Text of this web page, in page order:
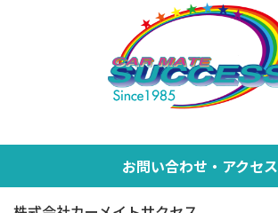
お問い合わせ・アクセス